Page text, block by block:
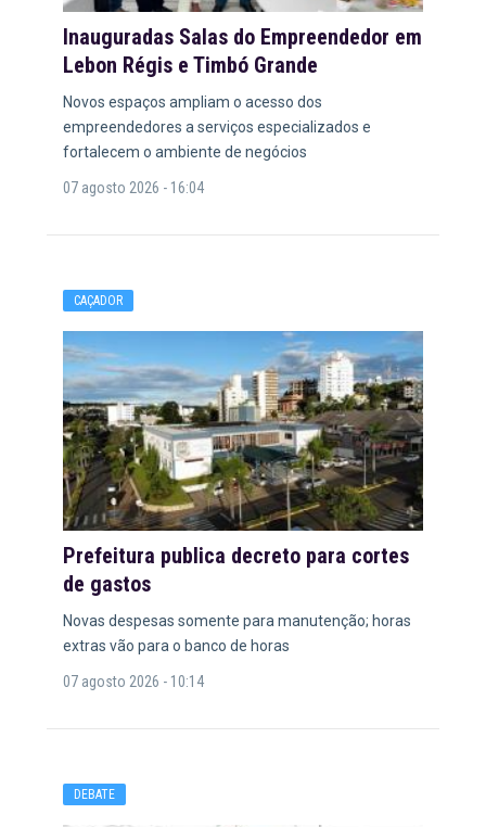
Inauguradas Salas do Empreendedor em
Lebon Régis e Timbó Grande
Novos espaços ampliam o acesso dos
empreendedores a serviços especializados e
fortalecem o ambiente de negócios
07 agosto 2026 - 16:04
CAÇADOR
Prefeitura publica decreto para cortes
de gastos
Novas despesas somente para manutenção; horas
extras vão para o banco de horas
07 agosto 2026 - 10:14
DEBATE